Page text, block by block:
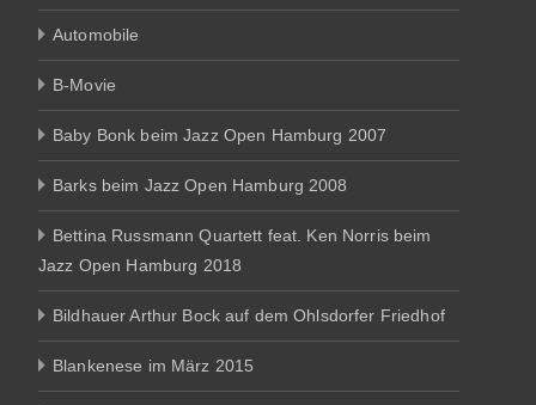
Automobile
B-Movie
Baby Bonk beim Jazz Open Hamburg 2007
Barks beim Jazz Open Hamburg 2008
Bettina Russmann Quartett feat. Ken Norris beim
Jazz Open Hamburg 2018
Bildhauer Arthur Bock auf dem Ohlsdorfer Friedhof
Blankenese im März 2015